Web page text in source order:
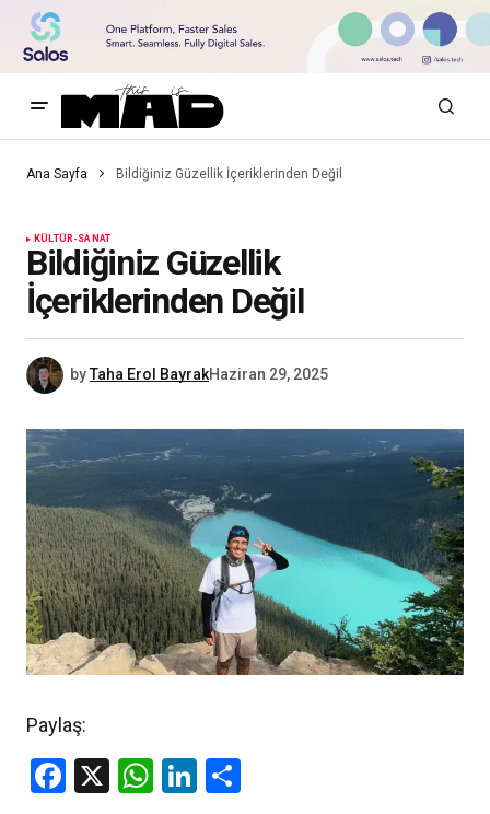
Ana Sayfa Bildiğiniz Güzellik İçeriklerinden Değil
KÜLTÜR-SANAT
Bildiğiniz Güzellik
İçeriklerinden Değil
byTaha Erol BayrakHaziran 29, 2025
Paylaş:
Facebook
X WhatsApp
LinkedIn